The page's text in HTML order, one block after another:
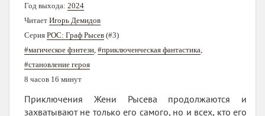
Год выхода: 2024
Читает Игорь Демидов
Серия РОС: Граф Рысев (#3)
#магическое фэнтези #приключенческая фантастика
#становление героя
8 часов 16 минут
Приключения Жени Рысева продолжаются и
захватывают не только его самого, но и всех, кто его